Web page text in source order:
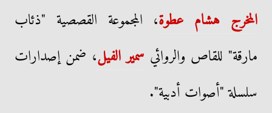
المخرج هشام عطوة، المجموعة القصصية "ذئاب
مارقة" للقاص والروائي سمير الفيل، ضمن إصدارات
سلسلة "أصوات أدبية".